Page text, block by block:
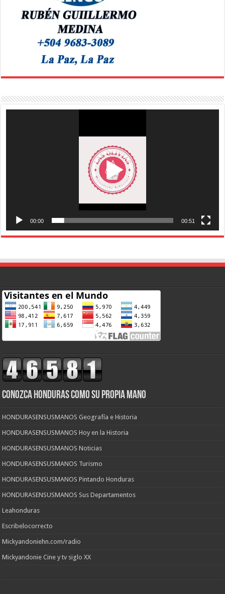
00:00 00:51
CONOZCA HONDURAS COMO SU PROPIA MANO
HONDURASENSUSMANOS Geografía e Historia
HONDURASENSUSMANOS Hoy en la Historia
HONDURASENSUSMANOS Noticias
HONDURASENSUSMANOS Turismo
HONDURASENSUSMANOS Pintando Honduras
HONDURASENSUSMANOS Sus Departamentos
Leahonduras
Escribelocorrecto
Mickyandoniehn.com/radio
Mickyandonie Cine y tv siglo XX